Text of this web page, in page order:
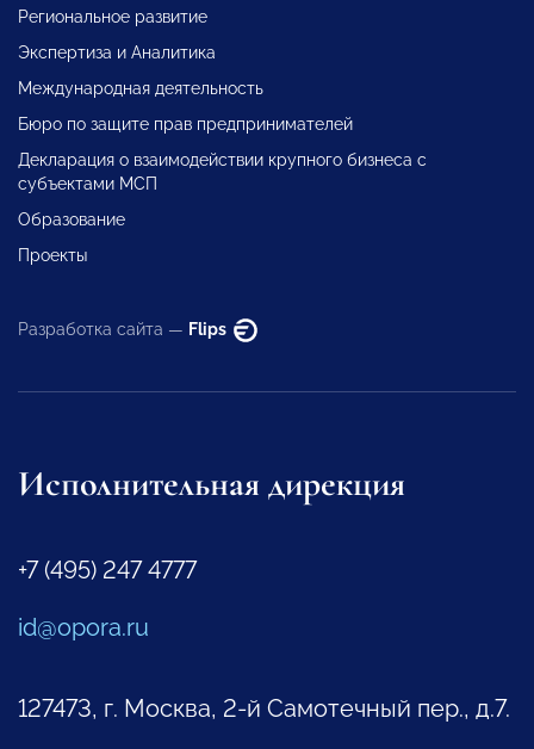
Региональное развитие
Экспертиза и Аналитика
Международная деятельность
Бюро по защите прав предпринимателей
Декларация о взаимодействии крупного бизнеса с
субъектами МСП
Образование
Проекты
Разработка сайта — Flips
Исполнительная дирекция
+7 (495) 247 4777
id@opora.ru
127473, г. Москва, 2-й Самотечный пер., д.7.